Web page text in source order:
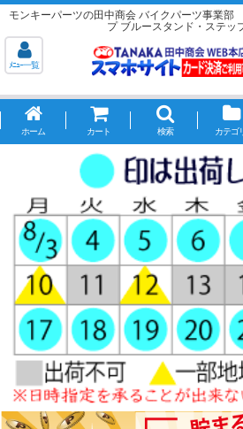
モンキーパーツの田中商会 バイクパーツ事業部
プ ブルースタンド・ステッ
ﾒﾆｭｰ一覧
ホーム カート 検索 カテゴ